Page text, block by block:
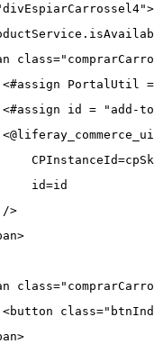
PortalUtil
id = "add-
id=id
/>